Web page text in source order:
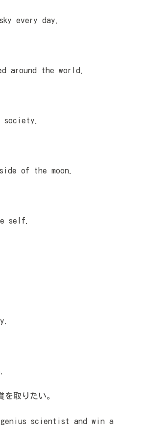
every day.
the world.
of the moon.
self.
取りたい。
scientist and win a